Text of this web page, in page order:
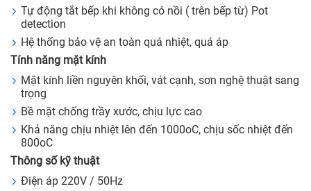
Tự động tắt bếp khi không có nồi ( trên bếp từ) Pot
detection
Hệ thống bảo vệ an toàn quá nhiệt, quá áp
Tính năng mặt kính
Mặt kính liền nguyên khối, vát cạnh, sơn nghệ thuật sang
trọng
Bề mặt chống trầy xước, chịu lực cao
Khả năng chịu nhiệt lên đến 1000oC, chịu sốc nhiệt đến
800oC
Thông số kỹ thuật
Điện áp 220V / 50Hz